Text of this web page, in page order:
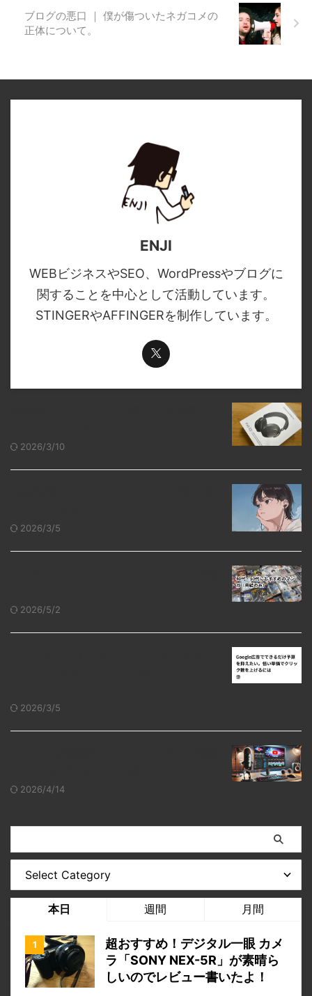
ブログの悪口 ｜ 僕が傷ついたネガコメの
正体について。
ENJI
WEBビジネスやSEO、WordPressやブログに
関することを中心として活動しています。
STINGERやAFFINGERを制作しています。
2026/3/10
2026/3/5
2026/5/2
2026/3/5
2026/4/14
本日 週間 月間
超おすすめ！デジタル一眼 カメ
ラ「SONY NEX-5R」が素晴ら
しいのでレビュー書いたよ！